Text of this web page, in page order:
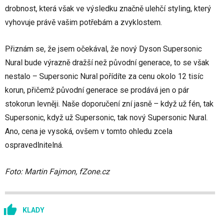
drobnost, která však ve výsledku značně ulehčí styling, který
vyhovuje právě vašim potřebám a zvyklostem.
Přiznám se, že jsem očekával, že nový Dyson Supersonic
Nural bude výrazně dražší než původní generace, to se však
nestalo – Supersonic Nural pořídíte za cenu okolo 12 tisíc
korun, přičemž původní generace se prodává jen o pár
stokorun levněji. Naše doporučení zní jasně – když už fén, tak
Supersonic, když už Supersonic, tak nový Supersonic Nural.
Ano, cena je vysoká, ovšem v tomto ohledu zcela
ospravedlnitelná.
Foto: Martin Fajmon, fZone.cz
KLADY